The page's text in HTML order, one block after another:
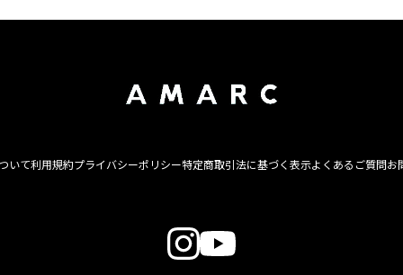
いて利用規約プライバシーポリシー特定商取引法に基づく表示よくあるご質問お